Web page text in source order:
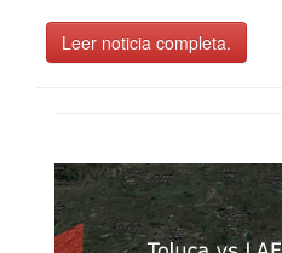
Leer noticia completa.